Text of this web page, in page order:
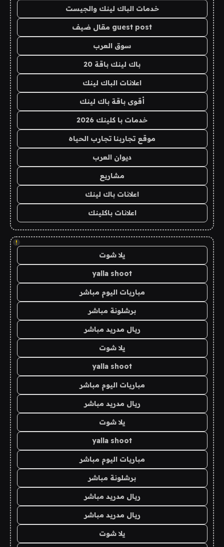
خدمات الباك لينك والجيست
guest post مقال ضيف
سوق العرب
باك لينك باقة 20
اعلانات الباك لينك
أقوى باقة باك لينك
خدمات با كلينك 2026
موقع تجاربنا تجارب الحياه
ديوان العرب
مشاريع
اعلانات باك لينك
اعلانات باكلينك
!
يلا شوت
yalla shoot
مباريات اليوم مباشر
برشلونة مباشر
ريال مدريد مباشر
يلا شوت
yalla shoot
مباريات اليوم مباشر
ريال مدريد مباشر
يلا شوت
yalla shoot
مباريات اليوم مباشر
برشلونة مباشر
ريال مدريد مباشر
ريال مدريد مباشر
يلا شوت